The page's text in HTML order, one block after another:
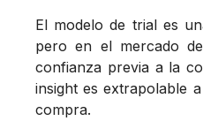
El modelo de trial es
pero en el mercado
confianza previa a la
insight es extrapolable
compra.